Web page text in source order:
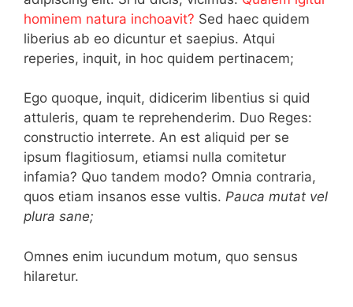
hominem natura inchoavit? Sed haec quidem
liberius ab eo dicuntur et saepius. Atqui
reperies, inquit, in hoc quidem pertinacem;
Ego quoque, inquit, didicerim libentius si quid
attuleris, quam te reprehenderim. Duo Reges:
constructio interrete. An est aliquid per se
ipsum flagitiosum, etiamsi nulla comitetur
infamia? Quo tandem modo? Omnia contraria,
quos etiam insanos esse vultis. Pauca mutat vel
plura sane;
Omnes enim iucundum motum, quo sensus
hilaretur.